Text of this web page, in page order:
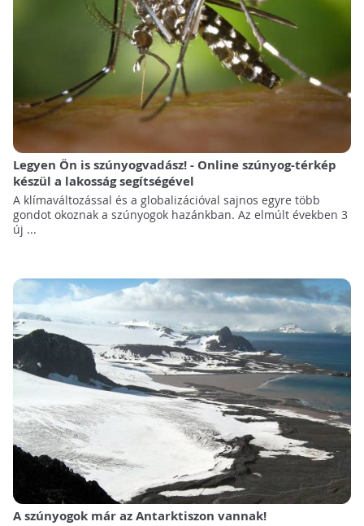
Legyen Ön is szúnyogvadász! - Online szúnyog-térkép
készül a lakosság segítségével
A klímaváltozással és a globalizációval sajnos egyre több
gondot okoznak a szúnyogok hazánkban. Az elmúlt években 3
új ...
A szúnyogok már az Antarktiszon vannak!